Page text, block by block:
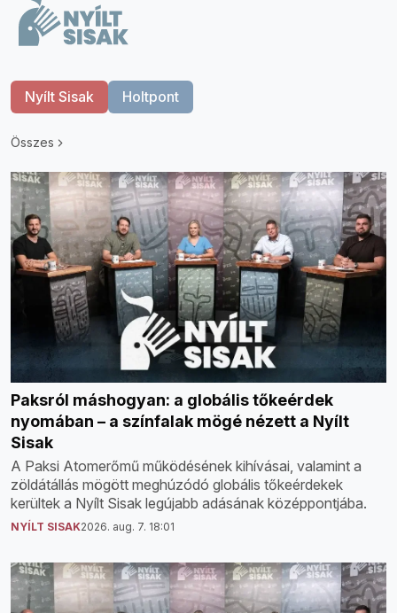
Nyílt Sisak Holtpont
Összes
Paksról máshogyan: a globális tőkeérdek
nyomában – a színfalak mögé nézett a Nyílt
Sisak
A Paksi Atomerőmű működésének kihívásai, valamint a
zöldátállás mögött meghúzódó globális tőkeérdekek
kerültek a Nyílt Sisak legújabb adásának középpontjába.
NYÍLT SISAK2026. aug. 7. 18:01